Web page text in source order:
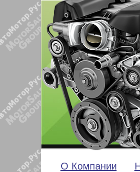
О Компании